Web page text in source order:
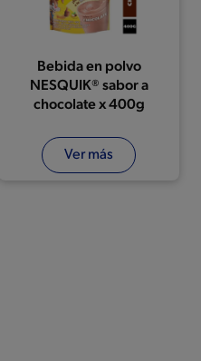
Bebida en polvo
NESQUIK® sabor a
chocolate x 400g
Ver más